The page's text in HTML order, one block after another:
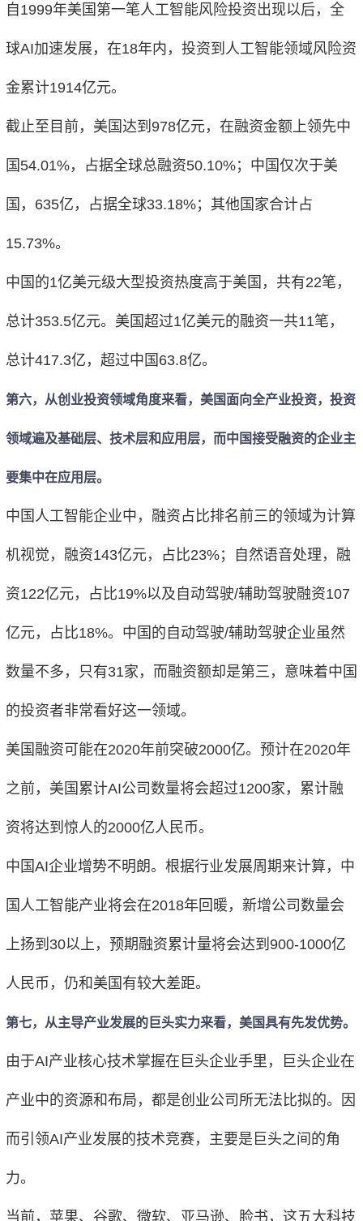
自1999年美国第一笔人工智能风险投资出现以后，全
球AI加速发展，在18年内，投资到人工智能领域风险资
金累计1914亿元。
截止至目前，美国达到978亿元，在融资金额上领先中
国54.01%，占据全球总融资50.10%；中国仅次于美
国，635亿，占据全球33.18%；其他国家合计占
15.73%。
中国的1亿美元级大型投资热度高于美国，共有22笔，
总计353.5亿元。美国超过1亿美元的融资一共11笔，
总计417.3亿，超过中国63.8亿。
第六，从创业投资领域角度来看，美国面向全产业投资，投资
领域遍及基础层、技术层和应用层，而中国接受融资的企业主
要集中在应用层。
中国人工智能企业中，融资占比排名前三的领域为计算
机视觉，融资143亿元，占比23%；自然语音处理，融
资122亿元，占比19%以及自动驾驶/辅助驾驶融资107
亿元，占比18%。中国的自动驾驶/辅助驾驶企业虽然
数量不多，只有31家，而融资额却是第三，意味着中国
的投资者非常看好这一领域。
美国融资可能在2020年前突破2000亿。预计在2020年
之前，美国累计AI公司数量将会超过1200家，累计融
资将达到惊人的2000亿人民币。
中国AI企业增势不明朗。根据行业发展周期来计算，中
国人工智能产业将会在2018年回暖，新增公司数量会
上扬到30以上，预期融资累计量将会达到900-1000亿
人民币，仍和美国有较大差距。
第七，从主导产业发展的巨头实力来看，美国具有先发优势。
由于AI产业核心技术掌握在巨头企业手里，巨头企业在
产业中的资源和布局，都是创业公司所无法比拟的。因
而引领AI产业发展的技术竞赛，主要是巨头之间的角
力。
当前，苹果、谷歌、微软、亚马逊、脸书，这五大科技